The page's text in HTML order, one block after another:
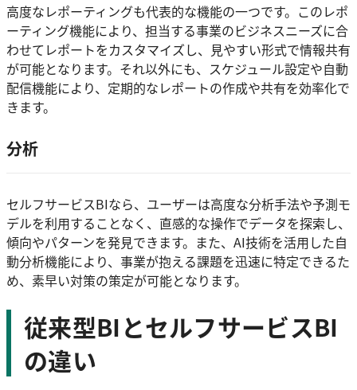
高度なレポーティングも代表的な機能の一つです。このレポ
ーティング機能により、担当する事業のビジネスニーズに合
わせてレポートをカスタマイズし、見やすい形式で情報共有
が可能となります。それ以外にも、スケジュール設定や自動
配信機能により、定期的なレポートの作成や共有を効率化で
きます。
分析
セルフサービスBIなら、ユーザーは高度な分析手法や予測モ
デルを利用することなく、直感的な操作でデータを探索し、
傾向やパターンを発見できます。また、AI技術を活用した自
動分析機能により、事業が抱える課題を迅速に特定できるた
め、素早い対策の策定が可能となります。
従来型BIとセルフサービスBI
の違い